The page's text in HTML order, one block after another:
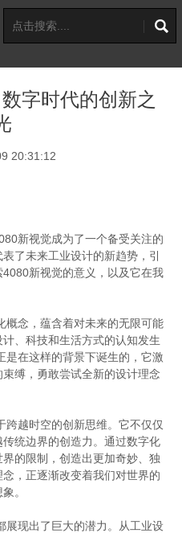
字时代的创新之
20:31:12
新视觉成为了一个备受关注的
了未来工业设计的新趋势，引
新视觉的意义，以及它在我
概念，蕴含着对未来的无限可能
、科技和生活方式的认知发生
是在这样的背景下诞生的，它激
缚，勇敢尝试全新的设计理念
越时空的创新思维。它不仅仅
统边界的创造力。通过数字化
的限制，创造出更加奇妙、独
，正逐渐改变着我们对世界的
。
展现出了巨大的潜力。从工业设